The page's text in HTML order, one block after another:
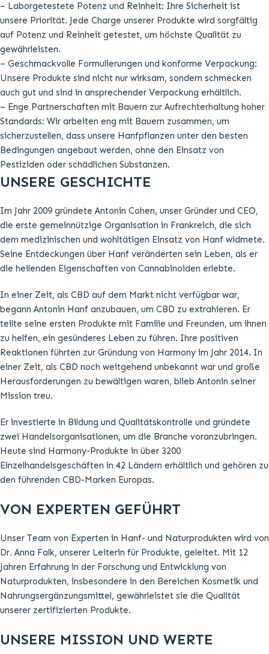
– Laborgetestete Potenz und Reinheit: Ihre Sicherheit ist
unsere Priorität. Jede Charge unserer Produkte wird sorgfältig
auf Potenz und Reinheit getestet, um höchste Qualität zu
gewährleisten.
– Geschmackvolle Formulierungen und konforme Verpackung:
Unsere Produkte sind nicht nur wirksam, sondern schmecken
auch gut und sind in ansprechender Verpackung erhältlich.
– Enge Partnerschaften mit Bauern zur Aufrechterhaltung hoher
Standards: Wir arbeiten eng mit Bauern zusammen, um
sicherzustellen, dass unsere Hanfpflanzen unter den besten
Bedingungen angebaut werden, ohne den Einsatz von
Pestiziden oder schädlichen Substanzen.
UNSERE GESCHICHTE
Im Jahr 2009 gründete Antonin Cohen, unser Gründer und CEO,
die erste gemeinnützige Organisation in Frankreich, die sich
dem medizinischen und wohltätigen Einsatz von Hanf widmete.
Seine Entdeckungen über Hanf veränderten sein Leben, als er
die heilenden Eigenschaften von Cannabinoiden erlebte.
In einer Zeit, als CBD auf dem Markt nicht verfügbar war,
begann Antonin Hanf anzubauen, um CBD zu extrahieren. Er
teilte seine ersten Produkte mit Familie und Freunden, um ihnen
zu helfen, ein gesünderes Leben zu führen. Ihre positiven
Reaktionen führten zur Gründung von Harmony im Jahr 2014. In
einer Zeit, als CBD noch weitgehend unbekannt war und große
Herausforderungen zu bewältigen waren, blieb Antonin seiner
Mission treu.
Er investierte in Bildung und Qualitätskontrolle und gründete
zwei Handelsorganisationen, um die Branche voranzubringen.
Heute sind Harmony-Produkte in über 3200
Einzelhandelsgeschäften in 42 Ländern erhältlich und gehören zu
den führenden CBD-Marken Europas.
VON EXPERTEN GEFÜHRT
Unser Team von Experten in Hanf- und Naturprodukten wird von
Dr. Anna Falk, unserer Leiterin für Produkte, geleitet. Mit 12
Jahren Erfahrung in der Forschung und Entwicklung von
Naturprodukten, insbesondere in den Bereichen Kosmetik und
Nahrungsergänzungsmittel, gewährleistet sie die Qualität
unserer zertifizierten Produkte.
UNSERE MISSION UND WERTE